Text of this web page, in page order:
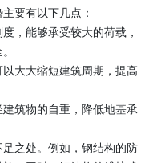
要有以下几点：
，能够承受较大的荷载，
大大缩短建筑周期，提高
筑物的自重，降低地基承
之处。例如，钢结构的防